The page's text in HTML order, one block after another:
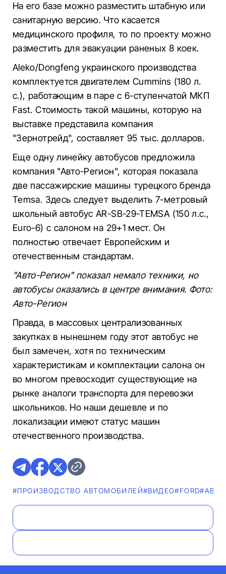
На его базе можно разместить штабную или
санитарную версию. Что касается
медицинского профиля, то по проекту можно
разместить для эвакуации раненых 8 коек.
Aleko/Dongfeng украинского производства
комплектуется двигателем Cummins (180 л.
с.), работающим в паре с 6-ступенчатой МКП
Fast. Стоимость такой машины, которую на
выставке представила компания
"Зернотрейд", составляет 95 тыс. долларов.
Еще одну линейку автобусов предложила
компания "Авто-Регион", которая показала
две пассажирские машины турецкого бренда
Temsa. Здесь следует выделить 7-метровый
школьный автобус AR-SB-29-TEMSA (150 л.с.,
Euro-6) с салоном на 29+1 мест. Он
полностью отвечает Европейским и
отечественным стандартам.
"Авто-Регион" показал немало техники, но
автобусы оказались в центре внимания. Фото:
Авто-Регион
Правда, в массовых централизованных
закупках в нынешнем году этот автобус не
был замечен, хотя по техническим
характеристикам и комплектации салона он
во многом превосходит существующие на
рынке аналоги транспорта для перевозки
школьников. Но наши дешевле и по
локализации имеют статус машин
отечественного производства.
#ПРОИЗВОДСТВО АВТОМОБИЛЕЙ#ВИДЕО#FORD